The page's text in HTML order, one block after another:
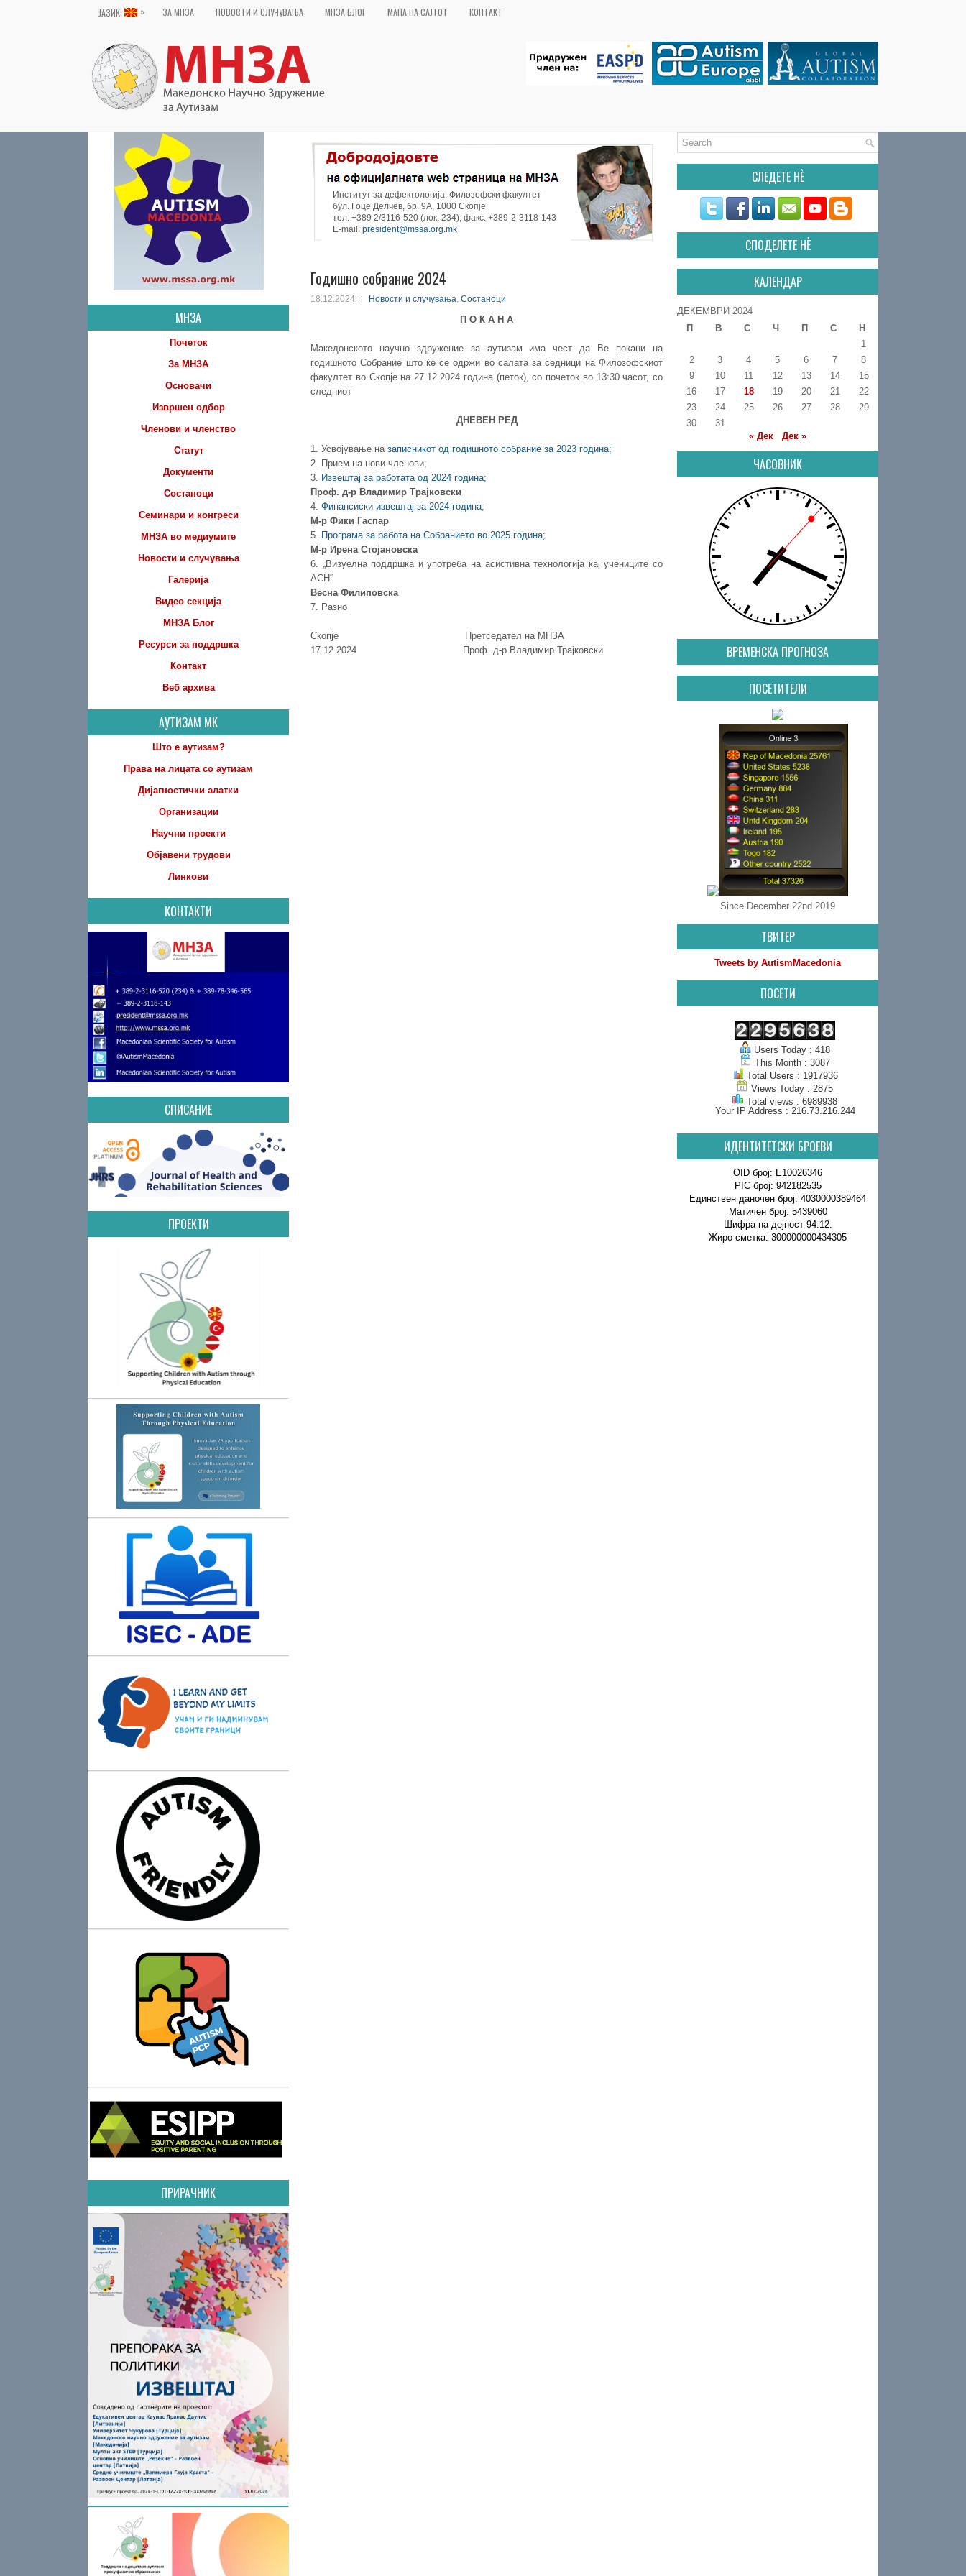
ЈАЗИК: » ЗА МНЗА НОВОСТИ И СЛУЧУВАЊА МНЗА БЛОГ МАПА НА САЈТОТ КОНТАКТ
Институт за дефектологија, Филозофски факултет
бул. Гоце Делчев, бр. 9А, 1000 Скопје
тел. +389 2/3116-520 (лок. 234); факс. +389-2-3118-143
E-mail:president@mssa.org.mk
Годишно собрание 2024
18.12.2024 Новости и случувања, Состаноци
П О К А Н А
Македонското научно здружение за аутизам има чест да Ве покани на
годишното Собрание што ќе се одржи во салата за седници на Филозофскиот
факултет во Скопје на 27.12.2024 година (петок), со почеток во 13:30 часот, со
следниот
ДНЕВЕН РЕД
1. Усвојување на записникот од годишното собрание за 2023 година;
2. Прием на нови членови;
3. Извештај за работата од 2024 година;
Проф. д-р Владимир Трајковски
4. Финансиски извештај за 2024 година;
М-р Фики Гаспар
5. Програма за работа на Собранието во 2025 година;
М-р Ирена Стојановска
6. „Визуелна поддршка и употреба на асистивна технологија кај учениците со
АСН“
Весна Филиповска
7. Разно
Скопје Претседател на МНЗА
17.12.2024 Проф. д-р Владимир Трајковски
МНЗА
Почеток
За МНЗА
Основачи
Извршен одбор
Членови и членство
Статут
Документи
Состаноци
Семинари и конгреси
МНЗА во медиумите
Новости и случувања
Галерија
Видео секција
МНЗА Блог
Ресурси за поддршка
Контакт
Веб архива
АУТИЗАМ МК
Што е аутизам?
Права на лицата со аутизам
Дијагностички алатки
Организации
Научни проекти
Објавени трудови
Линкови
КОНТАКТИ
СПИСАНИЕ
ПРОЕКТИ
ПРИРАЧНИК
СЛЕДЕТЕ НÈ
СПОДЕЛЕТЕ НÈ
КАЛЕНДАР
ДЕКЕМВРИ 2024
П
В С Ч П С
Н
1
2
3 4 5 6 7
8
9
10 11 12 13 14
15
16
17 18 19 20 21
22
23
24 25 26 27 28
29
30
31
« Дек
Дек »
ЧАСОВНИК
ВРЕМЕНСКА ПРОГНОЗА
ПОСЕТИТЕЛИ
Since December 22nd 2019
ТВИТЕР
Tweets by AutismMacedonia
ПОСЕТИ
Users Today : 418
This Month : 3087
Total Users : 1917936
Views Today : 2875
Total views : 6989938
Your IP Address : 216.73.216.244
ИДЕНТИТЕТСКИ БРОЕВИ
OID број: E10026346
PIC број: 942182535
Единствен даночен број: 4030000389464
Матичен број: 5439060
Шифра на дејност 94.12.
Жиро сметка: 300000000434305